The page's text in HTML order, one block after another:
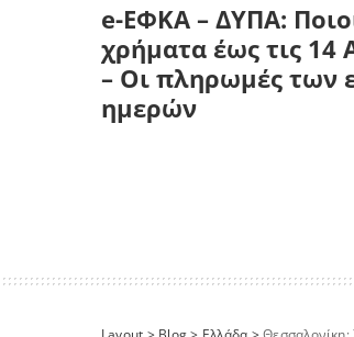
e-ΕΦΚΑ – ΔΥΠΑ:
χρήματα έως τις 14
– Οι πληρωμές των
ημερών